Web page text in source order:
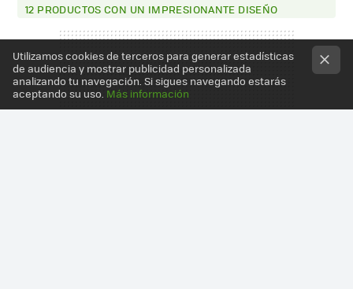
12 PRODUCTOS CON UN IMPRESIONANTE DISEÑO
Utilizamos cookies de terceros para generar estadísticas
de audiencia y mostrar publicidad personalizada
analizando tu navegación. Si sigues navegando estarás
aceptando su uso. Más información